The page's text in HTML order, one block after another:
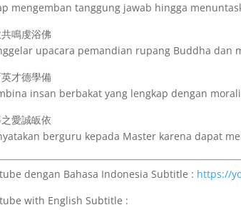
mengemban tanggung jawab hingga
鳴虔浴佛
upacara pemandian rupang Buddha dan
才德學備
insan berbakat yang lengkap dengan
愛誠皈依
berguru kepada Master karena dapat
dengan Bahasa Indonesia Subtitle : https://
with English Subtitle :